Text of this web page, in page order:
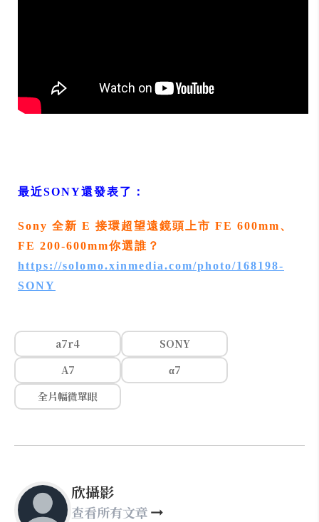
最近SONY還發表了：
Sony 全新 E 接環超望遠鏡頭上市 FE 600mm、
FE 200-600mm你選誰？
https://solomo.xinmedia.com/photo/168198-
SONY
a7r4
SONY
A7
α7
全片幅微單眼
欣攝影
查看所有文章